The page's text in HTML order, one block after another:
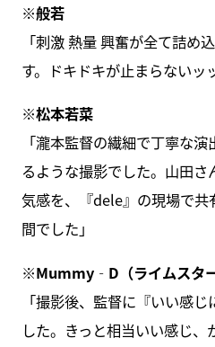
※般若
「刺激 熱量 興奮が全て詰め
す。ドキドキが止まらないッ
※松本若菜
「瀧本監督の繊細で丁寧な
るような撮影でした。山田
気感を、『dele』の現場で共
間でした」
※Mummy‐D（ライムスター
「撮影後、監督に『いい感
した。きっと相当いい感じ